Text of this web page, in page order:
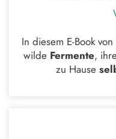
In diesem E-Book
wilde Fermente, ihre
zu Hause